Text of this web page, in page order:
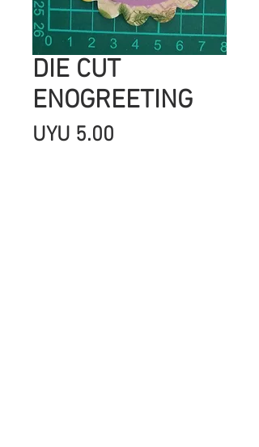
DIE CUT
ENOGREETING
UYU 5.00